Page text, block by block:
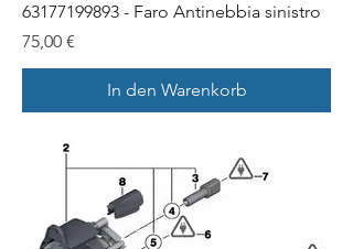
63177199893 - Faro Antinebbia sinistro
Preis
75,00 €
In den Warenkorb